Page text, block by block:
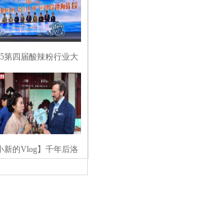
第四届酸辣粉行业大
会在河南开封举行
新的Vlog】千年后洛